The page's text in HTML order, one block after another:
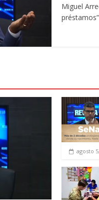
Miguel
préstamos”
agosto